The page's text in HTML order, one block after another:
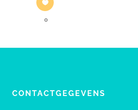
0
CONTACTGEGEVENS